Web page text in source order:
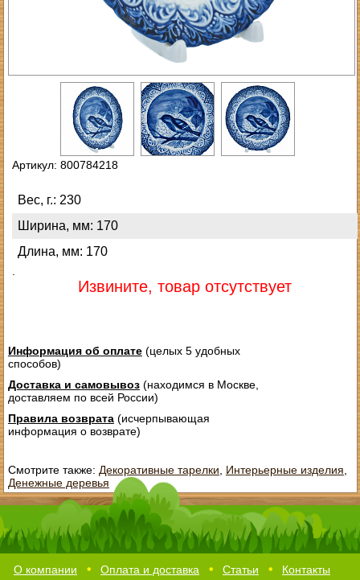
Артикул: 800784218
Вес, г.: 230
Ширина, мм: 170
Длина, мм: 170
Извините, товар отсутствует
Информация об оплате(целых 5 удобных
способов)
Доставка и самовывоз(находимся в Москве,
доставляем по всей России)
Правила возврата(исчерпывающая
информация о возврате)
Смотрите также: Декоративные тарелки Интерьерные изделия
Денежные деревья
О компании Оплата и доставка Статьи Контакты